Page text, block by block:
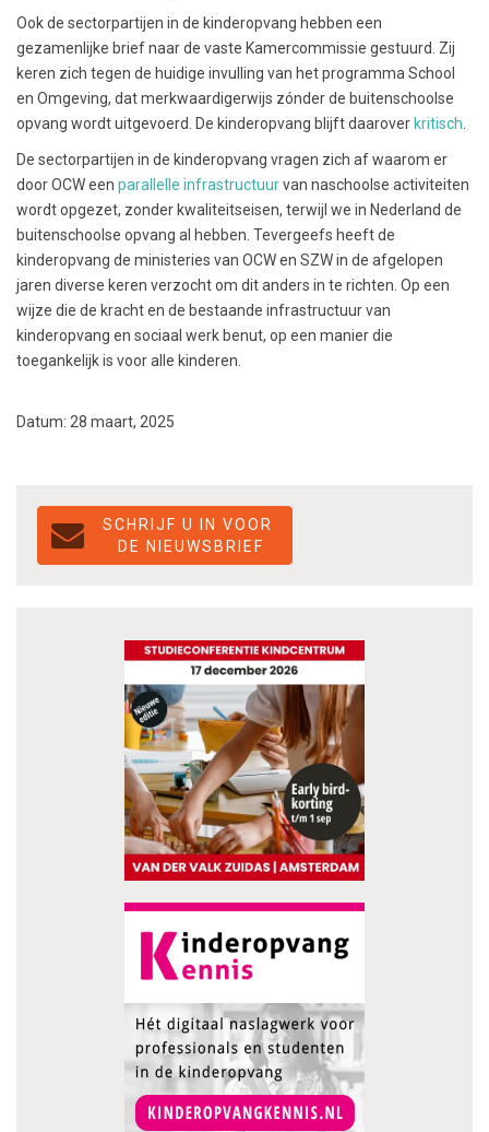
Ook de sectorpartijen in de kinderopvang hebben een
gezamenlijke brief naar de vaste Kamercommissie gestuurd. Zij
keren zich tegen de huidige invulling van het programma School
en Omgeving, dat merkwaardigerwijs zónder de buitenschoolse
opvang wordt uitgevoerd. De kinderopvang blijft daarover kritisch
De sectorpartijen in de kinderopvang vragen zich af waarom er
door OCW een parallelle infrastructuurvan naschoolse activiteiten
wordt opgezet, zonder kwaliteitseisen, terwijl we in Nederland de
buitenschoolse opvang al hebben. Tevergeefs heeft de
kinderopvang de ministeries van OCW en SZW in de afgelopen
jaren diverse keren verzocht om dit anders in te richten. Op een
wijze die de kracht en de bestaande infrastructuur van
kinderopvang en sociaal werk benut, op een manier die
toegankelijk is voor alle kinderen.
Datum: 28 maart, 2025
SCHRIJF U IN VOOR
DE NIEUWSBRIEF